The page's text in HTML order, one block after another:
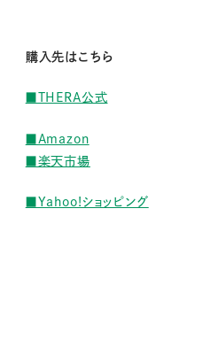
購入先はこちら
■THERA公式
■Amazon
■楽天市場
■Yahoo!ショッピング